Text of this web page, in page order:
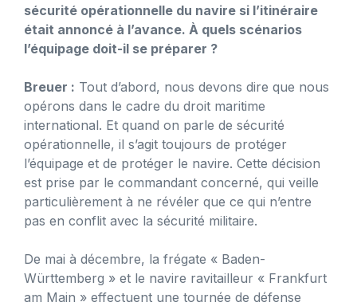
sécurité opérationnelle du navire si l’itinéraire
était annoncé à l’avance. À quels scénarios
l’équipage doit-il se préparer ?
Breuer : Tout d’abord, nous devons dire que nous
opérons dans le cadre du droit maritime
international. Et quand on parle de sécurité
opérationnelle, il s’agit toujours de protéger
l’équipage et de protéger le navire. Cette décision
est prise par le commandant concerné, qui veille
particulièrement à ne révéler que ce qui n’entre
pas en conflit avec la sécurité militaire.
De mai à décembre, la frégate « Baden-
Württemberg » et le navire ravitailleur « Frankfurt
am Main » effectuent une tournée de défense